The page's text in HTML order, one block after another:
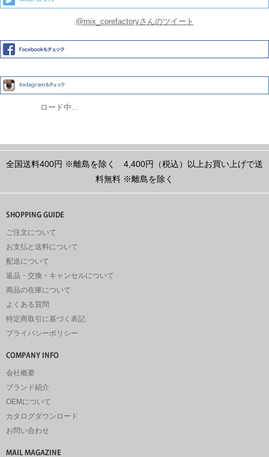
@mix_corefactoryさんのツイート
ロード中...
全国送料400円 ※離島を除く
4,400円（税込）以上お買い上げで送
料無料 ※離島を除く
ご注文について
お支払と送料について
配送について
返品・交換・キャンセルについて
商品の在庫について
よくある質問
特定商取引に基づく表記
プライバシーポリシー
会社概要
ブランド紹介
OEMについて
カタログダウンロード
お問い合わせ